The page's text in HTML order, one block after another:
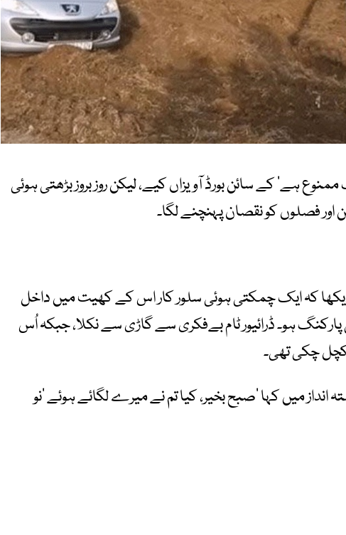
ہے‘ کے سائن بورڈ آویزاں کیے، لیکن روز بروز بڑھتی ہوئی
فصلوں کو نقصان پہنچنے لگا۔
کہ ایک چمکتی ہوئی سلور کار اس کے کھیت میں داخل
ہو۔ ڈرائیور ٹام بےفکری سے گاڑی سے نکلا، جبکہ اُس
کچل چکی تھی۔
میں کہا ’صبح بخیر، کیا تم نے میرے لگائے ہوئے ’نو